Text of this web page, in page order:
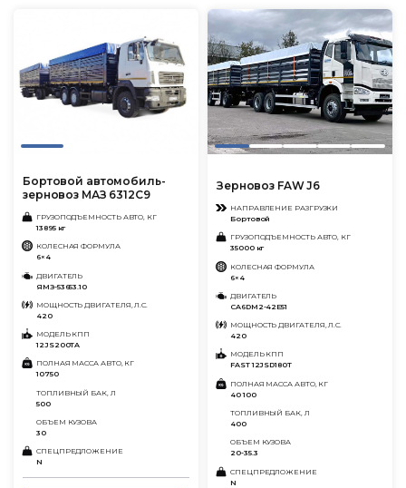
Бортовой автомобиль-
зерновоз МАЗ 6312С9
ГРУЗОПОДЪЕМНОСТЬ АВТО, КГ
13895 кг
КОЛЕСНАЯ ФОРМУЛА
6×4
ДВИГАТЕЛЬ
ЯМЗ-53653.10
МОЩНОСТЬ ДВИГАТЕЛЯ, Л.С.
420
МОДЕЛЬ КПП
12JS200TA
ПОЛНАЯ МАССА АВТО, КГ
10750
ТОПЛИВНЫЙ БАК, Л
500
ОБЪЕМ КУЗОВА
30
СПЕЦПРЕДЛОЖЕНИЕ
N
Зерновoз FAW J6
НАПРАВЛЕНИЕ РАЗГРУЗКИ
Бортовой
ГРУЗОПОДЪЕМНОСТЬ АВТО, КГ
35000 кг
КОЛЕСНАЯ ФОРМУЛА
6×4
ДВИГАТЕЛЬ
CA6DM2-42E51
МОЩНОСТЬ ДВИГАТЕЛЯ, Л.С.
420
МОДЕЛЬ КПП
FAST 12JSD180T
ПОЛНАЯ МАССА АВТО, КГ
40 100
ТОПЛИВНЫЙ БАК, Л
400
ОБЪЕМ КУЗОВА
20-35.3
СПЕЦПРЕДЛОЖЕНИЕ
N